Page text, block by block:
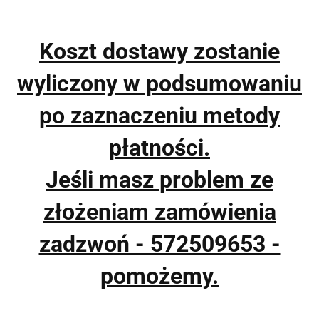
Koszt dostawy zostanie
wyliczony w podsumowaniu
po zaznaczeniu metody
płatności.
Jeśli masz problem ze
złożeniam zamówienia
zadzwoń - 572509653 -
pomożemy.